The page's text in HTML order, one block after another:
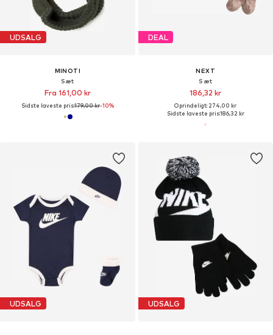
UDSALG
MINOTI
Sæt
Fra 161,00 kr
Sidste laveste pris:179,00 kr-10%
DEAL
NEXT
Sæt
186,32 kr
Oprindeligt: 274,00 kr
Sidste laveste pris:186,32 kr
UDSALG UDSALG